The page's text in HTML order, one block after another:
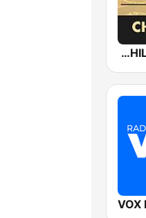
Epic Piano - CHILLOUT PIANO
VOX